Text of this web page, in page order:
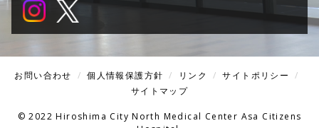
お問い合わせ 個人情報保護方針 リンク
サイトポリシー
サイトマップ
© 2022 Hiroshima City North Medical Center Asa Citizens